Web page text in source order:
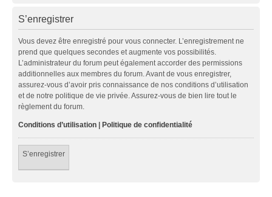
S’enregistrer
Vous devez être enregistré pour vous connecter. L’enregistrement ne
prend que quelques secondes et augmente vos possibilités.
L’administrateur du forum peut également accorder des permissions
additionnelles aux membres du forum. Avant de vous enregistrer,
assurez-vous d’avoir pris connaissance de nos conditions d’utilisation
et de notre politique de vie privée. Assurez-vous de bien lire tout le
règlement du forum.
Conditions d’utilisation Politique de confidentialité
S’enregistrer